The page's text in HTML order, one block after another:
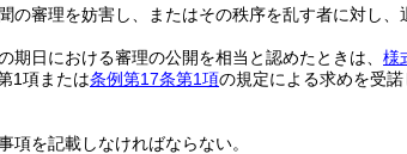
の審理を妨害し、またはその秩序を乱す者に対し
期日における審理の公開を相当と認めたときは、 様
1項または条例第17条第1項の規定による求めを受
項を記載しなければならない。